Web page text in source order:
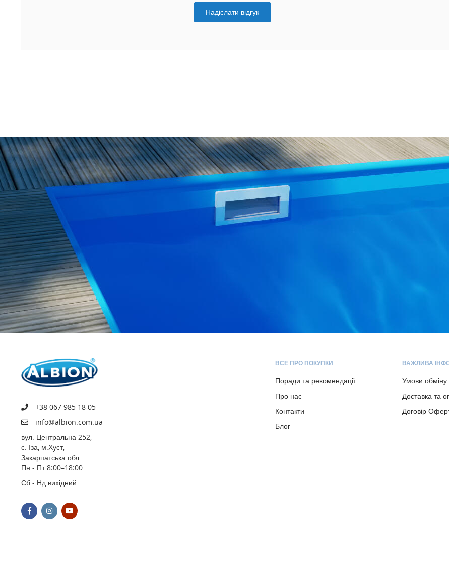
Надіслати відгук
+38 067 985 18 05
info@albion.com.ua
вул. Центральна 252,
с. Іза, м.Хуст,
Закарпатська обл
Пн - Пт 8:00–18:00
Сб - Нд вихідний
ВСЕ ПРО ПОКУПКИ
Поради та рекомендації
Про нас
Контакти
Блог
ВАЖЛИВА
Умови
Доставка та
Договір